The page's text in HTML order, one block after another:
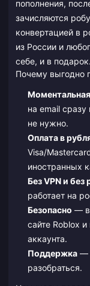
пополнения,
зачисляются
конвертацией в
из России и
себе, и в подарок.
Почему выгодно
на email
не нужно.
Оплата в
Visa/
иностранных
Без VPN и без
работает на
Безопасно —
сайте Roblox
аккаунта.
Поддержка—
разобраться.